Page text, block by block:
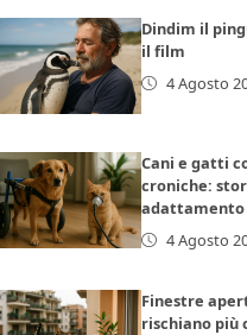
Dindim il
il film
4 Agosto
Cani e gatti
croniche:
adattamento
4 Agosto
Finestre
rischiano più